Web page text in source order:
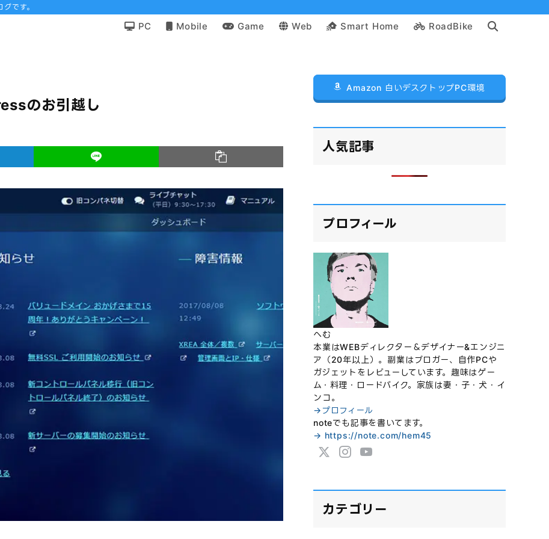
です。
PC Mobile Game Web Smart Home RoadBike
のお引越し
Amazon 白いデスクトップPC環境
人気記事
プロフィール
へむ
本業はWEBディレクター＆デザイナー&エンジニ
ア（20年以上）。副業はブロガー、自作PCや
ガジェットをレビューしています。趣味はゲー
ム・料理・ロードバイク。家族は妻・子・犬・イ
ンコ。
→プロフィール
noteでも記事を書いてます。
→ https://note.com/hem45
カテゴリー